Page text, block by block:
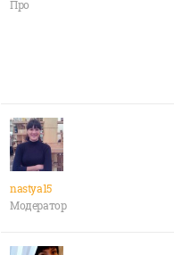
Про
nastya15
Модератор